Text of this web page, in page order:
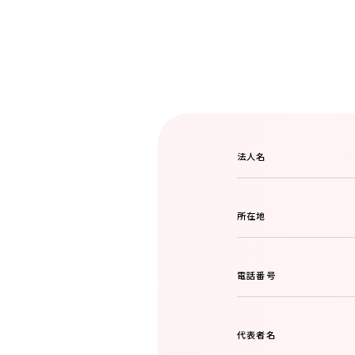
法人名
所在地
電話番号
代表者名